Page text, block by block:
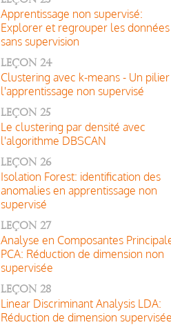
Apprentissage non supervisé:
Explorer et regrouper les données
sans supervision
Leçon 24
Clustering avec k-means - Un
l'apprentissage non supervisé
Leçon 25
Le clustering par densité avec
l'algorithme DBSCAN
Leçon 26
Isolation Forest: identification des
anomalies en apprentissage non
supervisé
Leçon 27
Analyse en Composantes
PCA: Réduction de dimension non
supervisée
Leçon 28
Linear Discriminant Analysis LDA:
Réduction de dimension supervisée